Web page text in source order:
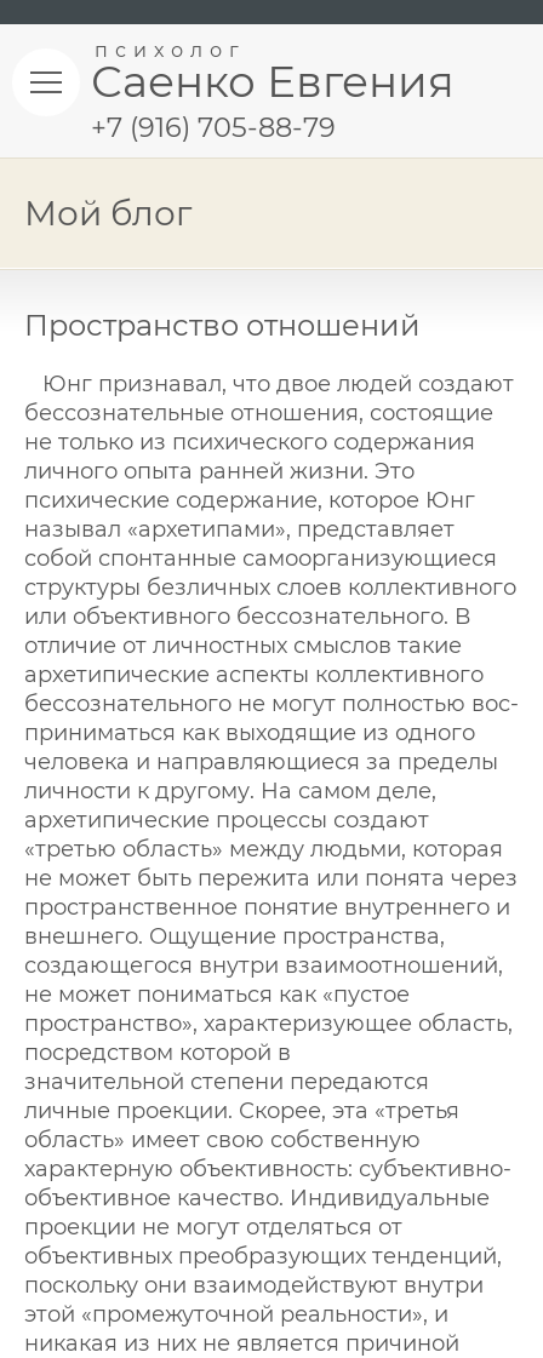
Саенко Евгения
психолог
+7 (916) 705-88-79
Мой блог
Пространство отношений
Юнг признавал, что двое людей создают
бессознательные отношения, состоящие
не только из психического содержания
личного опыта ранней жизни. Это
психические содержание, которое Юнг
называл «архетипами», представляет
собой спонтанные самоорганизующиеся
структуры безличных слоев коллективного
или объективного бессознательного. В
отличие от личностных смыслов такие
архетипические аспекты коллективного
бессознательного не могут полностью вос-
приниматься как выходящие из одного
человека и направляющиеся за пределы
личности к другому. На самом деле,
архетипические процессы создают
«третью область» между людьми, которая
не может быть пережита или понята через
пространственное понятие внутреннего и
внешнего. Ощущение пространства,
создающегося внутри взаимоотношений,
не может пониматься как «пустое
пространство», характеризующее область,
посредством которой в
значительной степени передаются
личные проекции. Скорее, эта «третья
область» имеет свою собственную
характерную объективность: субъективно-
объективное качество. Индивидуальные
проекции не могут отделяться от
объективных преобразующих тенденций,
поскольку они взаимодействуют внутри
этой «промежуточной реальности», и
никакая из них не является причиной